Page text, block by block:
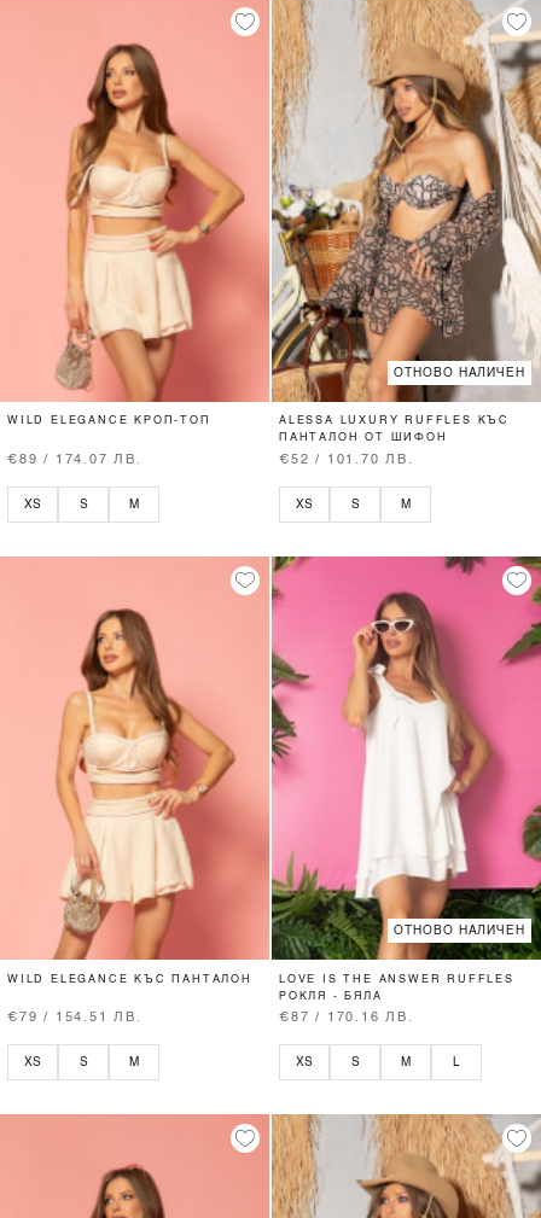
WILD ELEGANCE КРОП-ТОП
€89 / 174.07 ЛВ.
XS S M
ОТНОВО НАЛИЧЕН
ALESSA LUXURY RUFFLES КЪС
ПАНТАЛОН ОТ ШИФОН
€52 / 101.70 ЛВ.
XS S M
WILD ELEGANCE КЪС ПАНТАЛОН
€79 / 154.51 ЛВ.
XS S M
ОТНОВО НАЛИЧЕН
LOVE IS THE ANSWER RUFFLES
РОКЛЯ - БЯЛА
€87 / 170.16 ЛВ.
XS S M L